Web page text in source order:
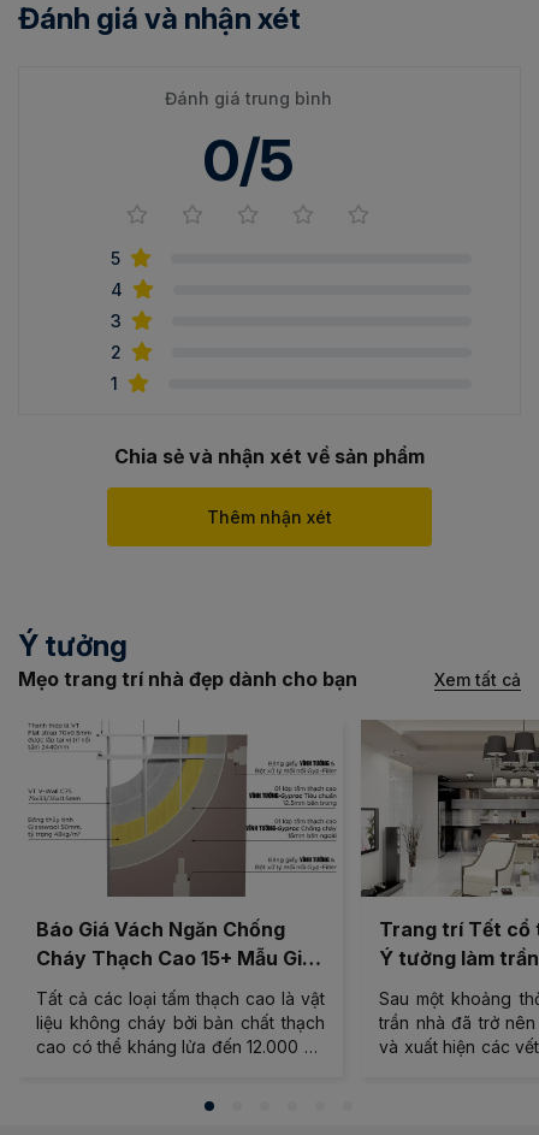
Đánh giá và nhận xét
Đánh giá trung bình
0/5
5
4
3
2
1
Chia sẻ và nhận xét về sản phẩm
Thêm nhận xét
Ý tưởng
Mẹo trang trí nhà đẹp dành cho bạn Xem tất cả
Báo Giá Vách Ngăn Chống
Cháy Thạch Cao 15+ Mẫu Giá
Rẻ, Chất Lượng
Tất cả các loại tấm thạch cao là vật
liệu không cháy bởi bản chất thạch
cao có thể kháng lửa đến 12.000 độ
Trang trí Tết cổ
Ý tưởng làm
nghĩa
Sau một khoảng
trần nhà đã trở
và xuất hiện các